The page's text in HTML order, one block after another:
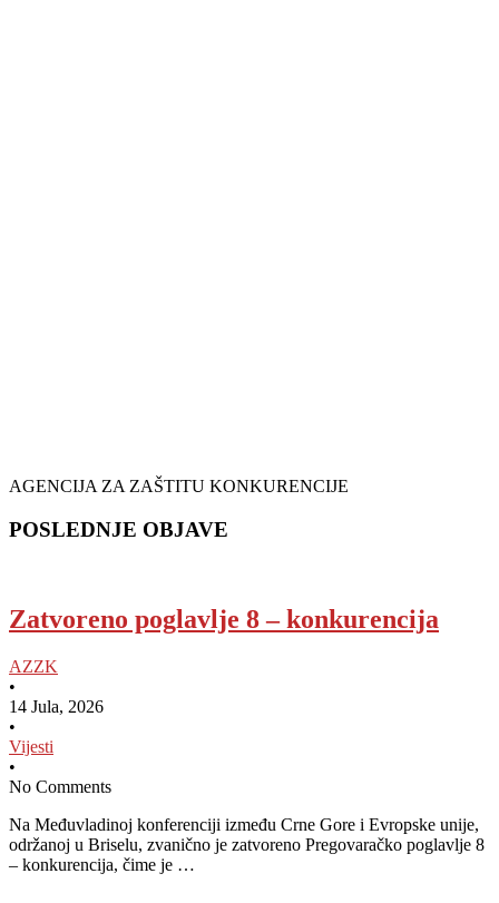
AGENCIJA ZA ZAŠTITU KONKURENCIJE
POSLEDNJE OBJAVE
Zatvoreno poglavlje 8 – konkurencija
AZZK
•
14 Jula, 2026
•
Vijesti
•
No Comments
Na Međuvladinoj konferenciji između Crne Gore i Evropske unije,
održanoj u Briselu, zvanično je zatvoreno Pregovaračko poglavlje 8
– konkurencija, čime je …